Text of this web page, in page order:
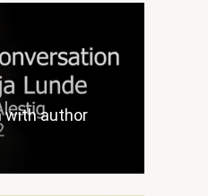
with author